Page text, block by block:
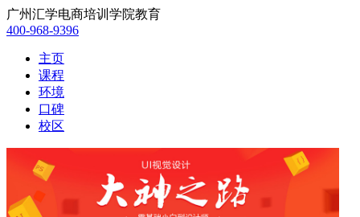
广州汇学电商培训学院教育
400-968-9396
主页
课程
环境
口碑
校区